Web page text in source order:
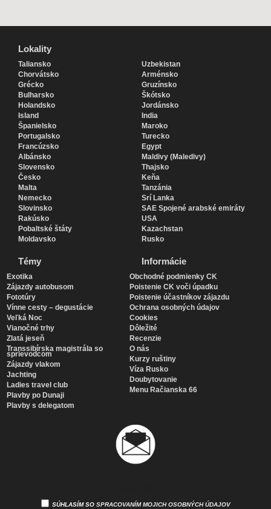
Lokality
Taliansko
Chorvátsko
Grécko
Bulharsko
Holandsko
Island
Španielsko
Portugalsko
Francúzsko
Albánsko
Slovensko
Česko
Malta
Nemecko
Slovinsko
Rakúsko
Pobaltské štáty
Moldavsko
Uzbekistan
Arménsko
Gruzínsko
Škótsko
Jordánsko
India
Maroko
Turecko
Egypt
Maldivy (Maledivy)
Thajsko
Keňa
Tanzánia
Srí Lanka
SAE Spojené arabské emiráty
USA
Kazachstan
Rusko
Témy
Exotika
Zájazdy autobusom
Fototúry
Vínne cesty – degustácie
Veľká Noc
Vianočné trhy
Zlatá jeseň
Transsibírska magistrála so
sprievodcom
Zájazdy vlakom
Jachting
Ladies travel club
Plavby po Dunaji
Plavby s delegatom
Informácie
Obchodné podmienky CK
Poistenie CK voči úpadku
Poistenie účastníkov zájazdu
Ochrana osobných údajov
Cookies
Dôležité
Recenzie
O nás
Kurzy ruštiny
Víza Rusko
Doubytovanie
Menu Račianska 66
SÚHLASÍM SO SPRACOVANÍM MOJICH OSOBNÝCH ÚDAJOV